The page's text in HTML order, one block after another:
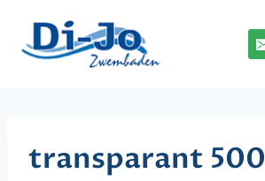
inhoud
transparant 500